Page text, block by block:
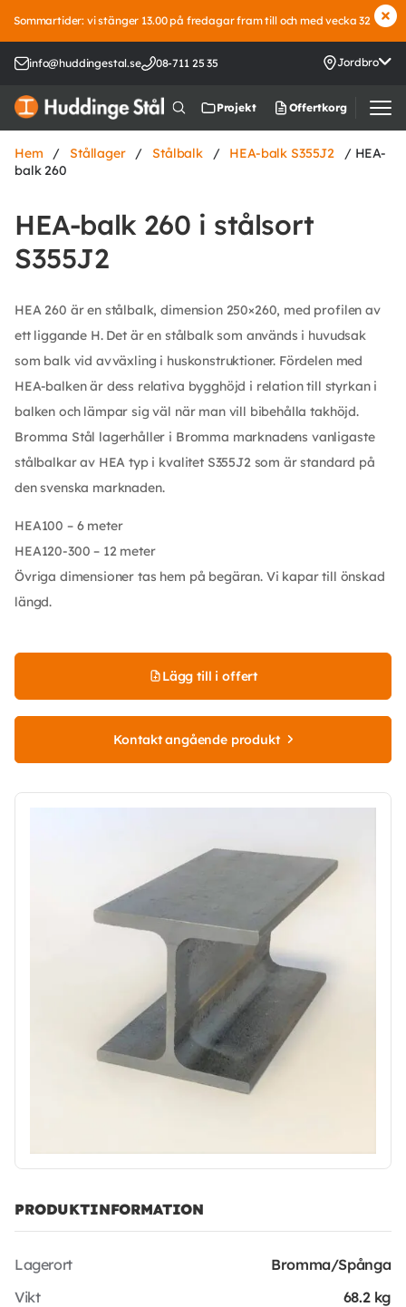
Sommartider: vi stänger 13.00 på fredagar fram till och med vecka 32
info@huddingestal.se 08-711 25 35 Jordbro
Projekt Offertkorg
Hem / Stållager / Stålbalk / HEA-balk S355J2
/ HEA-
balk 260
HEA-balk 260 i stålsort
S355J2
HEA 260 är en stålbalk, dimension 250×260, med profilen av
ett liggande H. Det är en stålbalk som används i huvudsak
som balk vid avväxling i huskonstruktioner. Fördelen med
HEA-balken är dess relativa bygghöjd i relation till styrkan i
balken och lämpar sig väl när man vill bibehålla takhöjd.
Bromma Stål lagerhåller i Bromma marknadens vanligaste
stålbalkar av HEA typ i kvalitet S355J2 som är standard på
den svenska marknaden.
HEA100 – 6 meter
HEA120-300 – 12 meter
Övriga dimensioner tas hem på begäran. Vi kapar till önskad
längd.
Lägg till i offert
Kontakt angående produkt
PRODUKTINFORMATION
Lagerort
Bromma/Spånga
Vikt
68.2 kg